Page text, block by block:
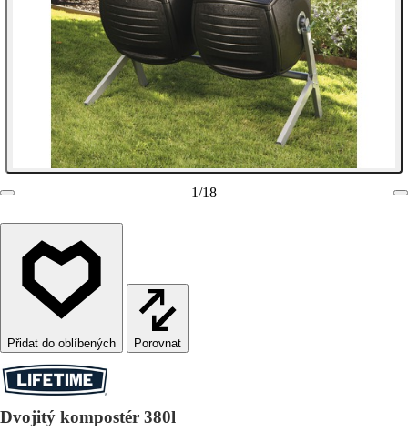
1/18
Porovnat
Dvojitý kompostér 380l